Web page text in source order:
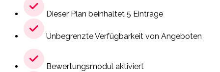
Dieser Plan beinhaltet 5 Einträge
Unbegrenzte Verfügbarkeit von Angeboten
Bewertungsmodul aktiviert